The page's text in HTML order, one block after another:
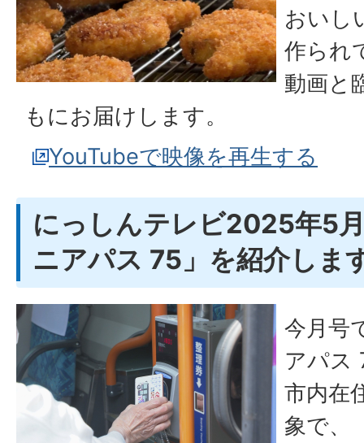
おいし
作られ
動画と
もにお届けします。
YouTubeで映像を再生する
にっしんテレビ2025年5
ニアパス 75」を紹介しま
今月号
アパス
市内在
象で、